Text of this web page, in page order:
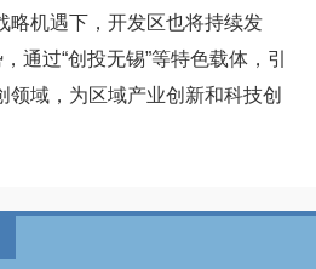
略机遇下，开发区也将持续发
通过“创投无锡”等特色载体，引
领域，为区域产业创新和科技创